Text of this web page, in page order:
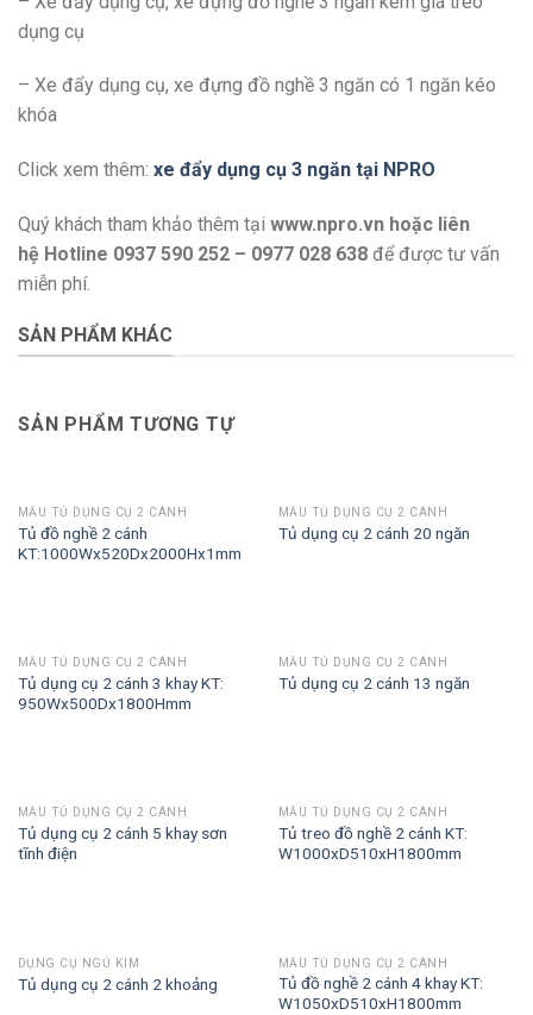
dụng cụ
– Xe đẩy dụng cụ, xe đựng đồ nghề 3 ngăn có 1 ngăn kéo
khóa
Click xem thêm: xe đẩy dụng cụ 3 ngăn tại NPRO
Quý khách tham khảo thêm tại www.npro.vn hoặc liên
hệ Hotline 0937 590 252 – 0977 028 638 để được tư vấn
miễn phí.
SẢN PHẨM KHÁC
SẢN PHẨM TƯƠNG TỰ
MẪU TỦ DỤNG CỤ 2 CÁNH
Tủ đồ nghề 2 cánh
KT:1000Wx520Dx2000Hx1mm
MẪU TỦ DỤNG CỤ 2 CÁNH
Tủ dụng cụ 2 cánh 20 ngăn
MẪU TỦ DỤNG CỤ 2 CÁNH
Tủ dụng cụ 2 cánh 3 khay KT:
950Wx500Dx1800Hmm
MẪU TỦ DỤNG CỤ 2 CÁNH
Tủ dụng cụ 2 cánh 13 ngăn
MẪU TỦ DỤNG CỤ 2 CÁNH
Tủ dụng cụ 2 cánh 5 khay sơn
tĩnh điện
MẪU TỦ DỤNG CỤ 2 CÁNH
Tủ treo đồ nghề 2 cánh KT:
W1000xD510xH1800mm
DỤNG CỤ NGỦ KIM
Tủ dụng cụ 2 cánh 2 khoảng
MẪU TỦ DỤNG CỤ 2 CÁNH
Tủ đồ nghề 2 cánh 4 khay KT:
W1050xD510xH1800mm